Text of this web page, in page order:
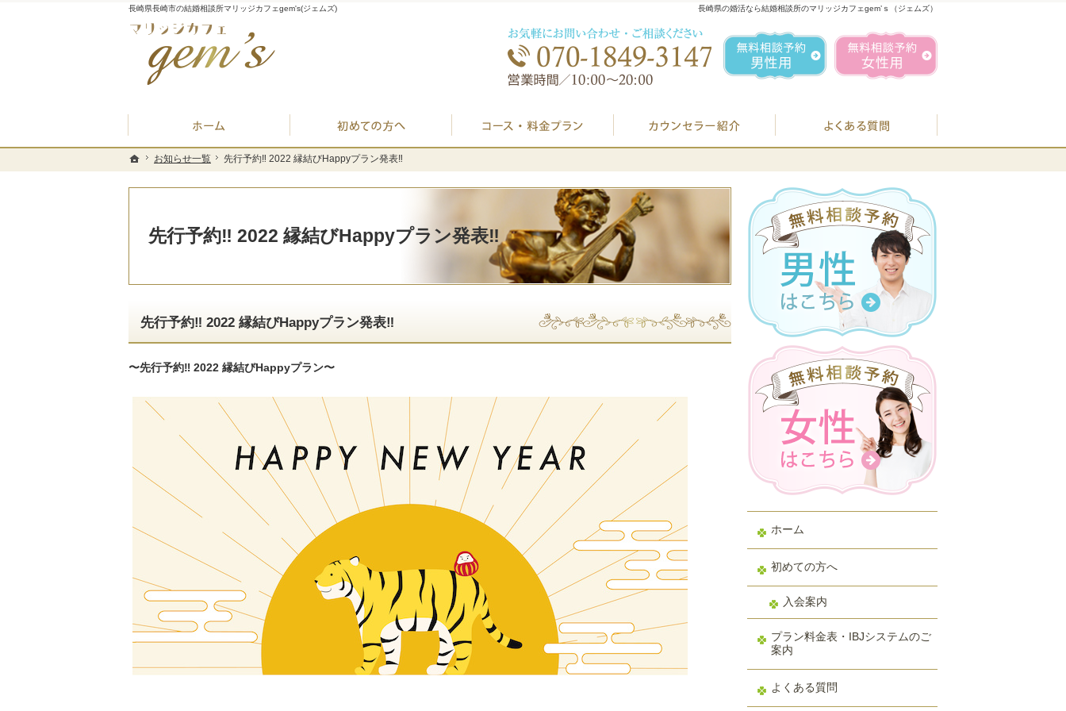
ホーム
お知らせ一覧 先行予約‼️ 2022 縁結びHappyプラン発表‼️
先行予約‼️ 2022 縁結びHappyプラン発表‼️
長崎県の婚活なら結婚相談所のマリッジカフェgem’ｓ（ジェムズ）
長崎県長崎市の結婚相談所マリッジカフェgem's(ジェムズ)
先行予約‼️ 2022 縁結びHappyプラン発表‼️
〜先行予約‼️ 2022 縁結びHappyプラン〜
ホーム
初めての方へ
入会案内
プラン料金表・IBJシステムのご
案内
よくある質問
070-1849-3147
無料相談予約男性用
ホーム
お知らせ一覧 先行予約‼️ 2022 縁結びHappyプラン発表‼️